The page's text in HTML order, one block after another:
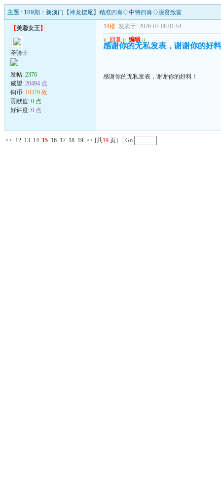
主题 : 189期：新澳门【神龙摆尾】精准四肖◇中特四肖◇脱贫致富..
【芙蓉女王】
圣骑士
发帖: 2376
威望: 20494 点
铜币: 10379 枚
贡献值: 0 点
好评度: 0 点
14楼 发表于: 2026-07-08 01:54
u 回复 u 编辑 u
感谢你的无私发表，谢谢你的好
感谢你的无私发表，谢谢你的好料！
<< 12 13 14 15 16 17 18 19 >> [共19 页] Go